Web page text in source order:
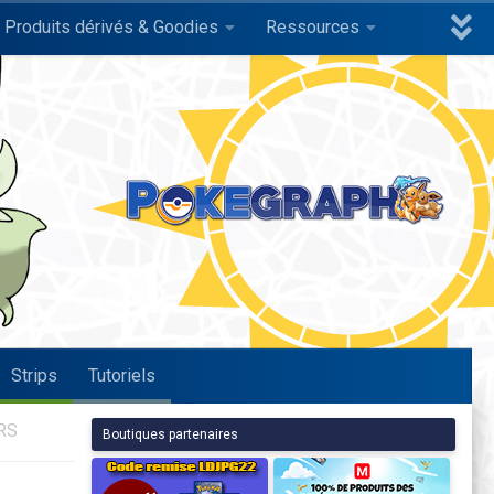
Produits dérivés & Goodies Ressources
Strips Tutoriels
Boutiques partenaires